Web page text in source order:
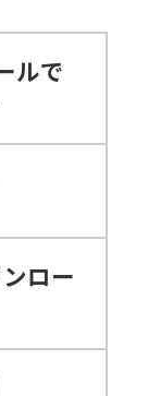
ルで
ロー